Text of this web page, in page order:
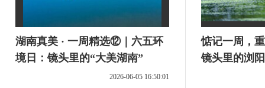
湖南真美 · 一周精选⑫｜六五环
境日：镜头里的“大美湖南”
2026-06-05 16:50:01
惦记一周，
镜头里的浏